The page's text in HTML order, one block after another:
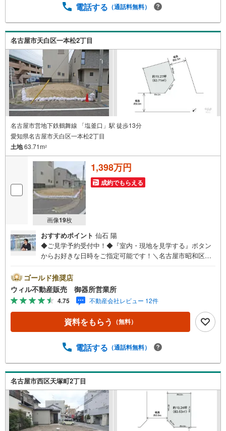
間外でのご内覧にも対応いたします。また、オンライン内
弊社は定休日なく営業しており、当日のご内覧も承りま
す。弊社で掲載している物件以外にもご紹介可能ですの
で、一度ご相談ください。●その他の相談もプロが対応●物
件に関することはもちろん、住宅ローンなどの資金面やリ
フォームに関することなど、お住まいに関するどんなこと
でもお気軽にご相談ください。
電話する （通話料無料）
名古屋市天白区一本松2丁目
名古屋市営地下鉄鶴舞線 「塩釜口」駅 徒歩13分
愛知県名古屋市天白区一本松2丁目
土地63.71m2
画像19枚
1,398万円
成約でもらえる
おすすめポイント 仙石 陽
◆ご見学予約受付中！◆『室内・現地を見学する』ボタン
からお好きな日時をご指定可能です！＼名古屋市昭和区、
名古屋市昭和区、天白区の直接のご売却依頼を数多くいた
だいている不動産仲介会社です。ネット上で分かる立地環
境はもちろん、過去にお任せいただいたお客様に現地の生
の声をもとに住戸環境を提案致します。＼平日のお住まい
探しの方へ/弊社では平日にご内覧・契約など平日にお住ま
い探しをされるお客様にサービスをご用意しています。＼
ています。事前にご予約頂きましたら営業時間外でのご内
ある方へ/不動産業者間で不動産情報が共有されているの
で、名古屋市全域や、その他隣接エリアでもご内覧が可能
です！ 【御器所営業所】○地下鉄桜通線、鶴舞線「御器
所」駅徒歩1分○お子様が遊べるキッズスペースあり○定休
日ございません
ゴールド推奨店
ウィル不動産販売 御器所営業所
4.75 不動産会社レビュー 12件
資料をもらう （無料）
電話する （通話料無料）
名古屋市西区天塚町2丁目